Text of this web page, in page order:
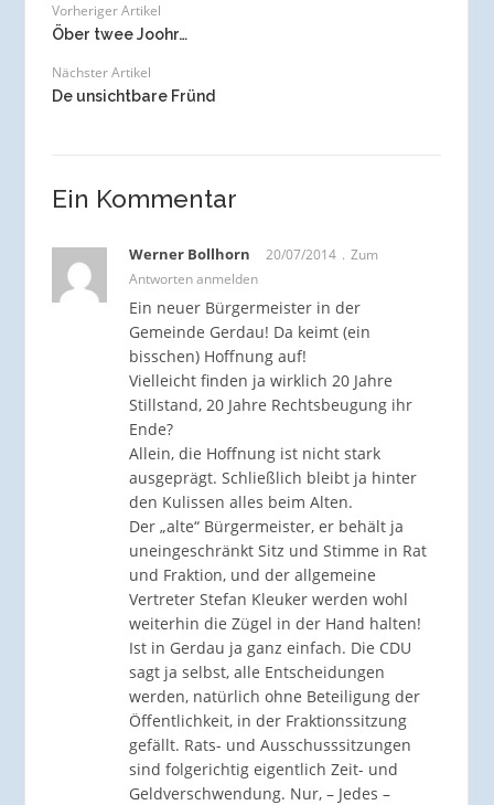
Vorheriger Artikel
Öber twee Joohr…
Nächster Artikel
De unsichtbare Fründ
Ein Kommentar
Werner Bollhorn 20/07/2014
Zum
Antworten anmelden
Ein neuer Bürgermeister in der
Gemeinde Gerdau! Da keimt (ein
bisschen) Hoffnung auf!
Vielleicht finden ja wirklich 20 Jahre
Stillstand, 20 Jahre Rechtsbeugung ihr
Ende?
Allein, die Hoffnung ist nicht stark
ausgeprägt. Schließlich bleibt ja hinter
den Kulissen alles beim Alten.
Der „alte“ Bürgermeister, er behält ja
uneingeschränkt Sitz und Stimme in Rat
und Fraktion, und der allgemeine
Vertreter Stefan Kleuker werden wohl
weiterhin die Zügel in der Hand halten!
Ist in Gerdau ja ganz einfach. Die CDU
sagt ja selbst, alle Entscheidungen
werden, natürlich ohne Beteiligung der
Öffentlichkeit, in der Fraktionssitzung
gefällt. Rats- und Ausschusssitzungen
sind folgerichtig eigentlich Zeit- und
Geldverschwendung. Nur, – Jedes –